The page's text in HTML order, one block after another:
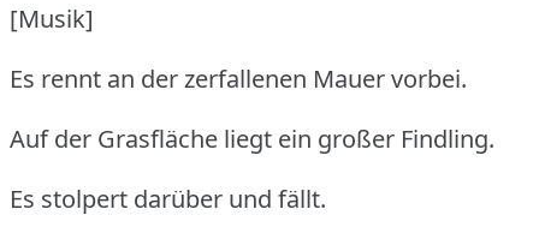
[Musik]
Es rennt an der zerfallenen Mauer vorbei.
Auf der Grasfläche liegt ein großer Findling.
Es stolpert darüber und fällt.